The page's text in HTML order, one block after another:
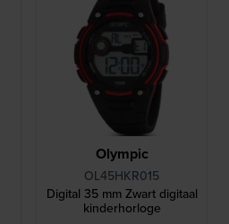
Olympic
OL45HKR015
Digital 35 mm Zwart digitaal
kinderhorloge